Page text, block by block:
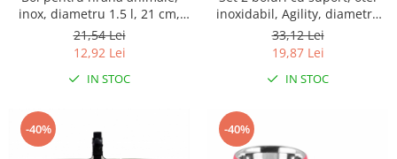
Sampoane si Balsamuri
Servetele Umede
Covorase absorbante
Curatare Ochi
Igiena Interior
Perii si descalcitoare caini
Custi transport - Pisici
Jucarii Pisici
Lese, Hamuri si Zgarzi
Paturi, perne si cosuri pentru pisici
Recompense Delicioase
inox, diametru 1.5 l, 21 cm,
Rosu/Negru Agility
21,54 Lei
12,92 Lei
IN STOC
inoxidabil, Agility, diametru
bol 16 cm 750 ml
33,12 Lei
19,87 Lei
IN STOC
-40% -40%